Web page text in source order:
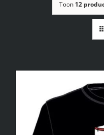
Toon 12